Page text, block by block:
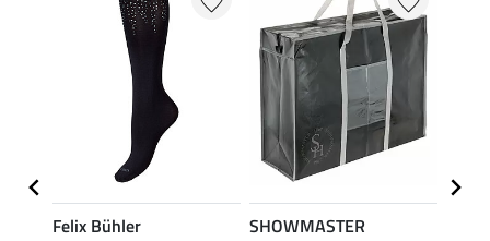
Felix Bühler
SHOWMASTER